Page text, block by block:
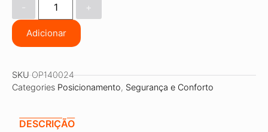
+
Adicionar
SKUOP140024
Categories Posicionamento, Segurança e Conforto
DESCRIÇÃO